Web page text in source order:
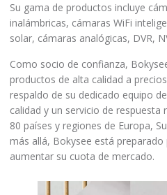
Su gama de productos incluye
inalámbricas, cámaras WiFi
solar, cámaras analógicas, DVR,
Como socio de confianza,
productos de alta calidad a
respaldo de su dedicado equipo
calidad y un servicio de respuesta
80 países y regiones de Europa,
más allá, Bokysee está
aumentar su cuota de mercado.